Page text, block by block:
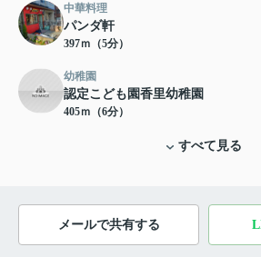
中華料理
パンダ軒
397ｍ（5分）
幼稚園
認定こども園香里幼稚園
405ｍ（6分）
すべて見る
メールで共有する